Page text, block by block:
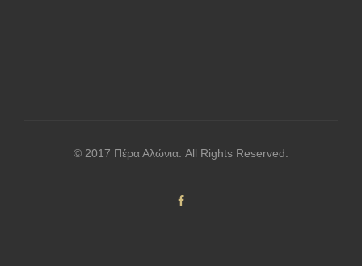
© 2017 Πέρα Αλώνια. All Rights Reserved.